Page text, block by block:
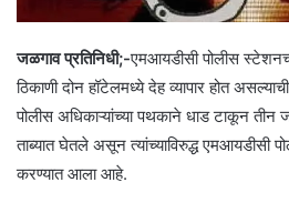
जळगाव प्रतिनिधी;-एमआयडीसी पोलीस
ठिकाणी दोन हॉटेलमध्ये देह व्यापार होत असल्याची
पोलीस अधिकाऱ्यांच्या पथकाने धाड टाकून तीन
ताब्यात घेतले असून त्यांच्याविरुद्ध एमआयडीसी
करण्यात आला आहे.